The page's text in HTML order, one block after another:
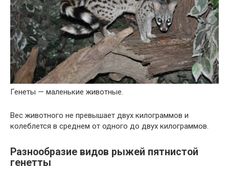
Генеты — маленькие животные.
Вес животного не превышает двух килограммов и
колеблется в среднем от одного до двух килограммов.
Разнообразие видов рыжей пятнистой
генетты